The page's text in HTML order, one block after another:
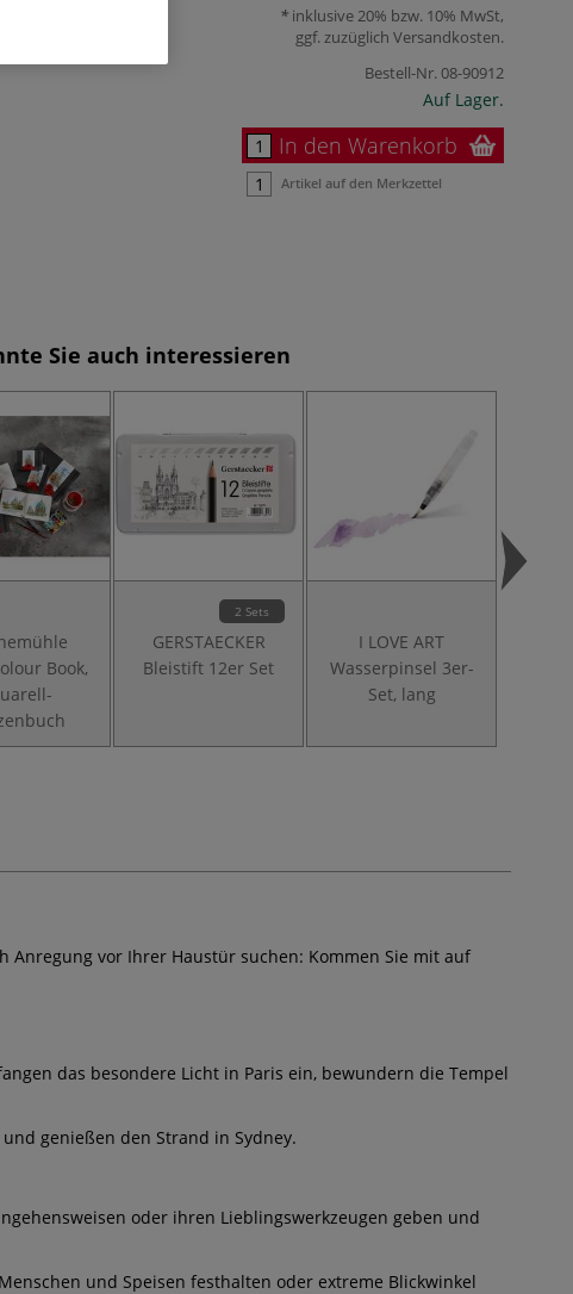
inklusive 20% bzw. 10% MwSt,
ggf. zuzüglich Versandkosten.
Bestell-Nr.08-90912
Auf Lager.
In den Warenkorb
Artikel auf den Merkzettel
Sie auch interessieren
Book,
2 Sets
GERSTAECKER
Bleistift 12er Set
I LOVE ART
Wasserpinsel 3er-
Set, lang
Anregung vor Ihrer Haustür suchen: Kommen Sie mit auf
das besondere Licht in Paris ein, bewundern die Tempel
genießen den Strand in Sydney.
oder ihren Lieblingswerkzeugen geben und
und Speisen festhalten oder extreme Blickwinkel